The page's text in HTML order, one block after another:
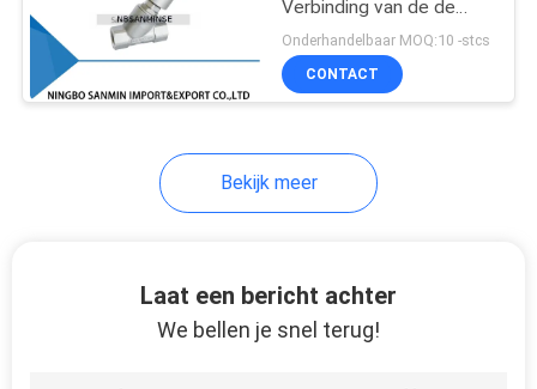
HVAC-klep
Verbinding van de de
Klep Verticale Vullende
Draad van Hoekseat
Onderhandelbaar MOQ:10 -stcs
CONTACT
Bekijk meer
Laat een bericht achter
We bellen je snel terug!